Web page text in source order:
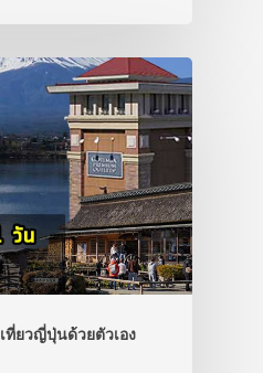
เที่ยวญี่ปุ่นด้วยตัวเอง
เดินทาง
ทัวร์
ที่พัก
สาระน่ารู้
VIDEO
ภาพประทับใจ